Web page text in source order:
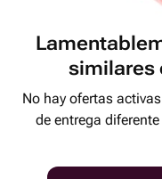
similares
No hay ofertas
de entrega